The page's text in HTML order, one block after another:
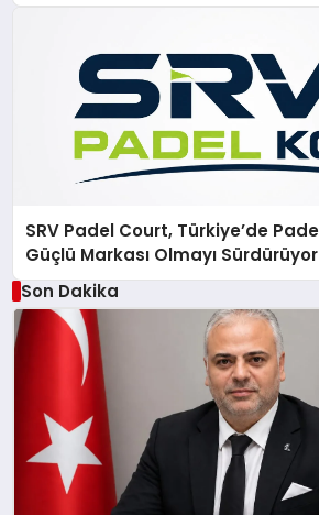
SRV Padel Court, Türkiye’de Padel
Güçlü Markası Olmayı Sürdürüyor
Son Dakika